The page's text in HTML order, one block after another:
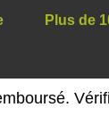
Plus de